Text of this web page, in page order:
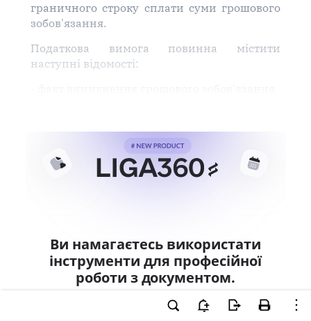
граничного строку сплати суми грошового
зобов'язання.
Податкова вимога повинна містити
наступні відомості:
Ви намагаєтесь використати
інструменти для професійної
роботи з документом.
LIGA360. Залишайте заявку та отримайте